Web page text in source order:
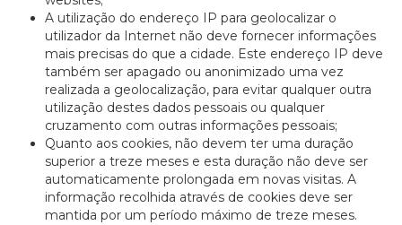
A utilização do endereço IP para geolocalizar o
utilizador da Internet não deve fornecer informações
mais precisas do que a cidade. Este endereço IP deve
também ser apagado ou anonimizado uma vez
realizada a geolocalização, para evitar qualquer outra
utilização destes dados pessoais ou qualquer
cruzamento com outras informações pessoais;
Quanto aos cookies, não devem ter uma duração
superior a treze meses e esta duração não deve ser
automaticamente prolongada em novas visitas. A
informação recolhida através de cookies deve ser
mantida por um período máximo de treze meses.